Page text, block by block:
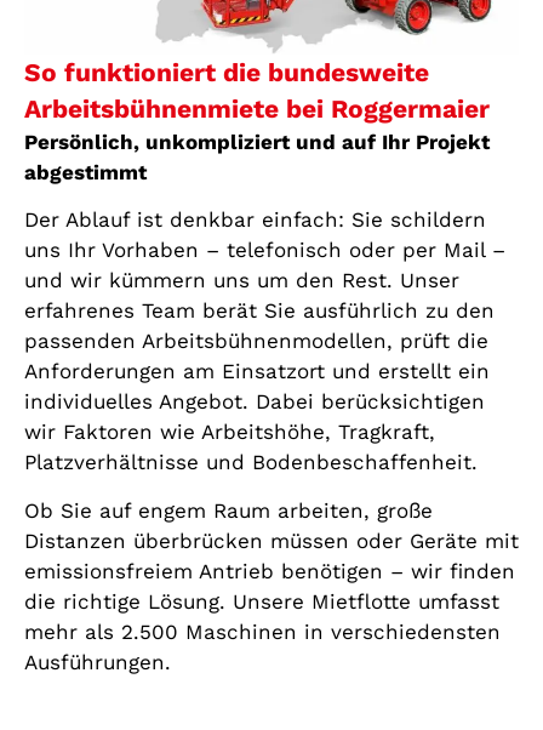
So funktioniert die bundesweite
Arbeitsbühnenmiete bei Roggermaier
Persönlich, unkompliziert und auf Ihr Projekt
abgestimmt
Der Ablauf ist denkbar einfach: Sie schildern
uns Ihr Vorhaben – telefonisch oder per Mail –
und wir kümmern uns um den Rest. Unser
erfahrenes Team berät Sie ausführlich zu den
passenden Arbeitsbühnenmodellen, prüft die
Anforderungen am Einsatzort und erstellt ein
individuelles Angebot. Dabei berücksichtigen
wir Faktoren wie Arbeitshöhe, Tragkraft,
Platzverhältnisse und Bodenbeschaffenheit.
Ob Sie auf engem Raum arbeiten, große
Distanzen überbrücken müssen oder Geräte mit
emissionsfreiem Antrieb benötigen – wir finden
die richtige Lösung. Unsere Mietflotte umfasst
mehr als 2.500 Maschinen in verschiedensten
Ausführungen.